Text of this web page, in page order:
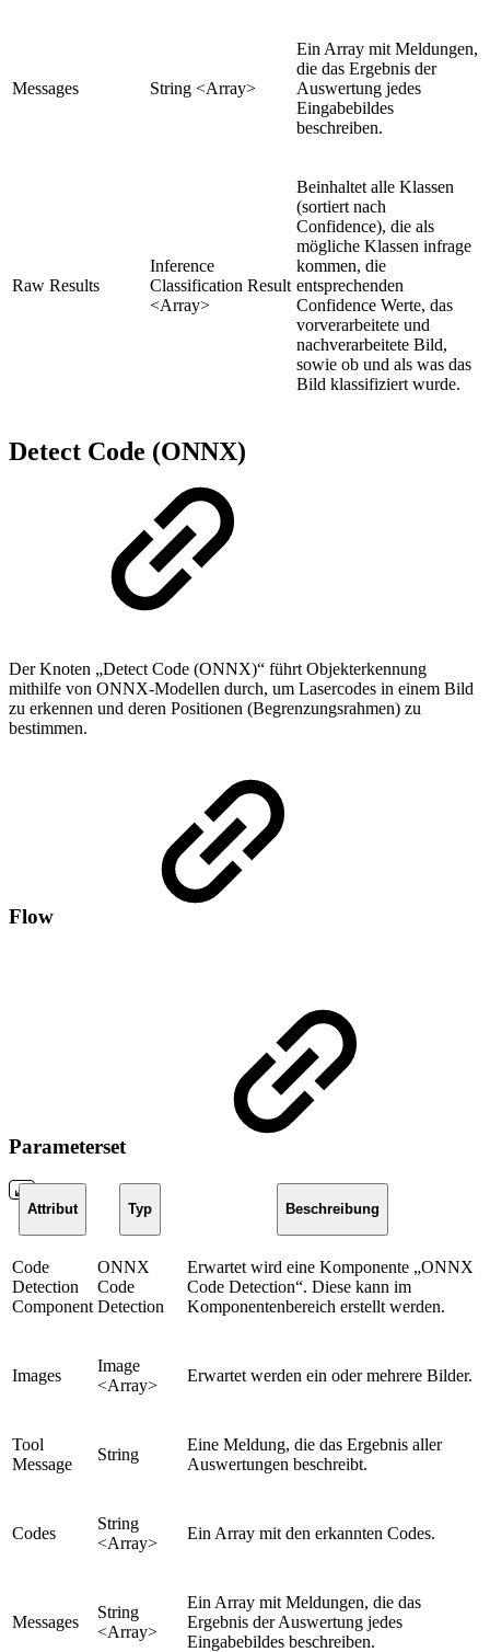
Messages String <Array>
Ein Array mit Meldungen,
die das Ergebnis der
Auswertung jedes
Eingabebildes
beschreiben.
Raw Results
Inference
Classification Result
<Array>
Beinhaltet alle Klassen
(sortiert nach
Confidence), die als
mögliche Klassen infrage
kommen, die
entsprechenden
Confidence Werte, das
vorverarbeitete und
nachverarbeitete Bild,
sowie ob und als was das
Bild klassifiziert wurde.
Detect Code (ONNX)
Der Knoten „Detect Code (ONNX)“ führt Objekterkennung
mithilfe von ONNX-Modellen durch, um Lasercodes in einem Bild
zu erkennen und deren Positionen (Begrenzungsrahmen) zu
bestimmen.
Flow
Parameterset
Attribut Typ Beschreibung
Code
Detection
Component
ONNX
Code
Detection
Erwartet wird eine Komponente „ONNX
Code Detection“. Diese kann im
Komponentenbereich erstellt werden.
Images
Image
<Array>
Erwartet werden ein oder mehrere Bilder.
Tool
Message
String
Eine Meldung, die das Ergebnis aller
Auswertungen beschreibt.
Codes
String
<Array>
Ein Array mit den erkannten Codes.
Messages
String
<Array>
Ein Array mit Meldungen, die das
Ergebnis der Auswertung jedes
Eingabebildes beschreiben.